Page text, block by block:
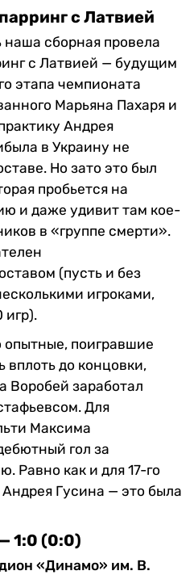
с Латвией
наша сборная провела
с Латвией — будущим
этапа чемпионата
Марьяна Пахаря и
Андрея
в Украину не
Но зато это был
пробьется на
и даже удивит там кое-
в «группе смерти».
(пусть и без
игроками,
игр).
поигравшие
вплоть до концовки,
Воробей заработал
Для
Максима
гол за
Равно как и для 17-го
Гусина — это была
1:0 (0:0)
«Динамо» им. В.